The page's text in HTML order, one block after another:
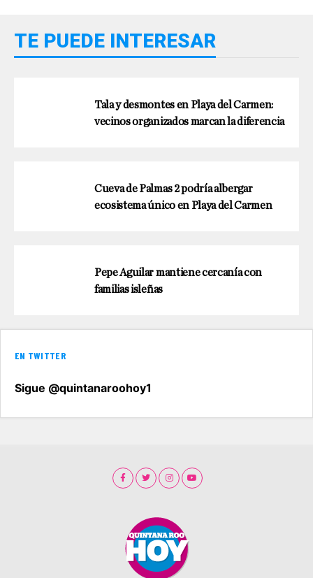
TE PUEDE INTERESAR
Tala y desmontes en Playa del Carmen:
vecinos organizados marcan la diferencia
Cueva de Palmas 2 podría albergar
ecosistema único en Playa del Carmen
Pepe Aguilar mantiene cercanía con
familias isleñas
EN TWITTER
Sigue @quintanaroohoy1